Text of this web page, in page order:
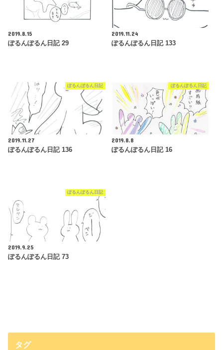
2019.8.15
ぽるんぽるん日記 29
2019.11.24
ぽるんぽるん日記 133
ぽるんぽるん日記
2019.11.27
ぽるんぽるん日記 136
ぽるんぽるん日記
2019.8.8
ぽるんぽるん日記 16
ぽるんぽるん日記
2019.9.25
ぽるんぽるん日記 73
タグ